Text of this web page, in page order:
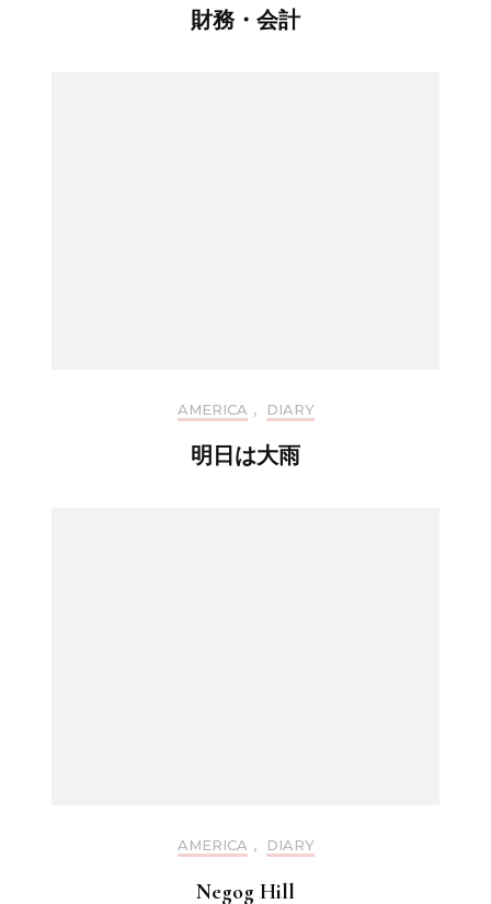
財務・会計
AMERICA , DIARY
明日は大雨
AMERICA , DIARY
Negog Hill